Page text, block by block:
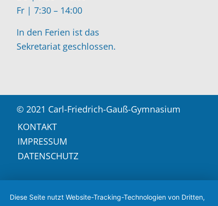
Fr | 7:30 – 14:00
In den Ferien ist das
Sekretariat geschlossen.
© 2021 Carl-Friedrich-Gauß-Gymnasium
KONTAKT
IMPRESSUM
DATENSCHUTZ
Diese Seite nutzt Website-Tracking-Technologien von Dritten,